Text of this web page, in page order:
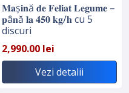
𝐌𝐚ș𝐢𝐧ă 𝐝𝐞 𝐅𝐞𝐥𝐢𝐚𝐭 𝐋𝐞𝐠𝐮𝐦𝐞 –
𝐩â𝐧ă 𝐥𝐚 𝟒𝟓𝟎 𝐤𝐠/𝐡 cu 5
discuri
2,990.00 lei
Vezi detalii